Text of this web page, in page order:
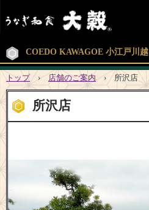
COEDO KAWAGOE 小江戸川越
トップ › 店舗のご案内 › 所沢店
所沢店